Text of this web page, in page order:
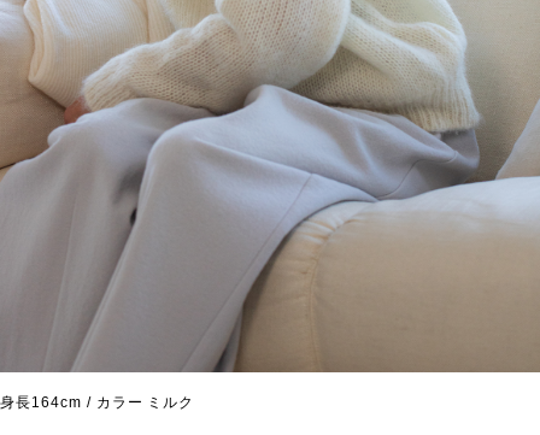
身長164cm / カラー ミルク